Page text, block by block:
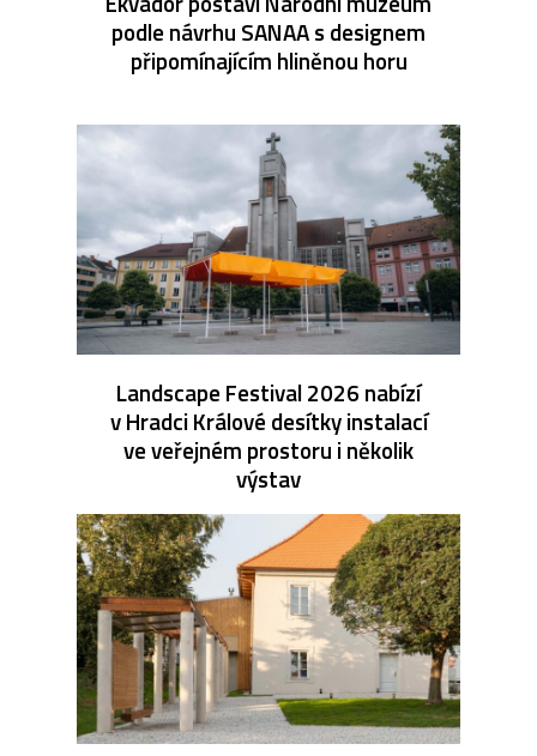
podle návrhu SANAA s designem
připomínajícím hliněnou horu
Landscape Festival 2026 nabízí
v Hradci Králové desítky instalací
ve veřejném prostoru i několik
výstav